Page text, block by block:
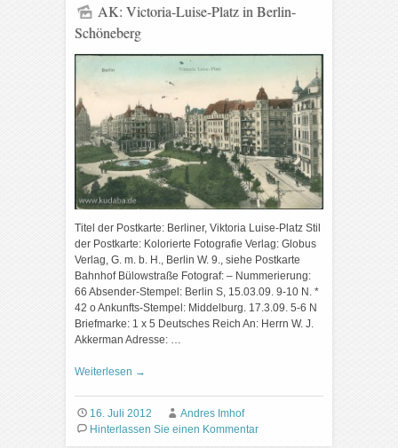
AK: Victoria-Luise-Platz in Berlin-
Schöneberg
Titel der Postkarte: Berliner, Viktoria Luise-Platz Stil
der Postkarte: Kolorierte Fotografie Verlag: Globus
Verlag, G. m. b. H., Berlin W. 9., siehe Postkarte
Bahnhof Bülowstraße Fotograf: – Nummerierung:
66 Absender-Stempel: Berlin S, 15.03.09. 9-10 N. *
42 o Ankunfts-Stempel: Middelburg. 17.3.09. 5-6 N
Briefmarke: 1 x 5 Deutsches Reich An: Herrn W. J.
Akkerman Adresse: …
Weiterlesen →
16. Juli 2012
Andres Imhof
Hinterlassen Sie einen Kommentar